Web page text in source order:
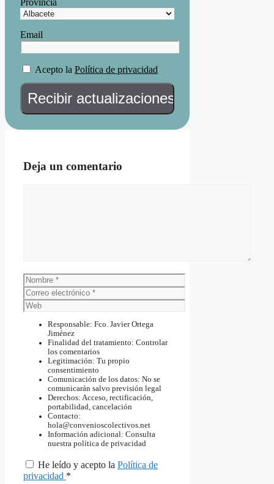
Provincia
Email
Acepto la Política de privacidad
Deja un comentario
Nombre
Correo
electrónico
Web
Responsable: Fco. Javier Ortega
Jiménez
Finalidad del tratamiento: Controlar
los comentarios
Legitimación: Tu propio
consentimiento
Comunicación de los datos: No se
comunicarán salvo previsión legal
Derechos: Acceso, rectificación,
portabilidad, cancelación
Contacto:
hola@convenioscolectivos.net
Información adicional: Consulta
nuestra política de privacidad
He leído y acepto la Política de
privacidad *